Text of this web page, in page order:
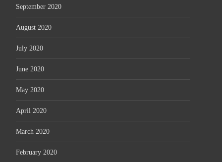
September 2020
August 2020
July 2020
June 2020
May 2020
April 2020
March 2020
February 2020